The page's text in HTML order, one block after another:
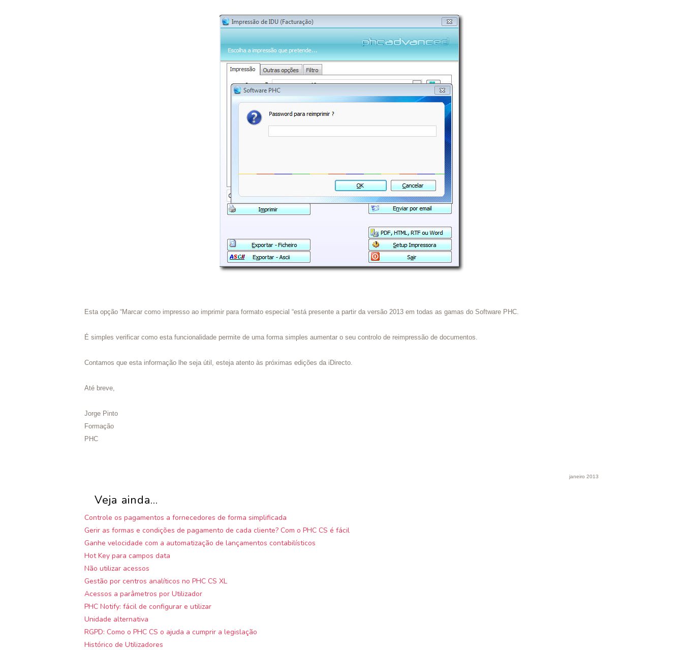
Esta opção “Marcar como impresso ao imprimir para formato especial “está presente a partir da versão 2013 em todas as gamas do Software PHC.
É simples verificar como esta funcionalidade permite de uma forma simples aumentar o seu controlo de reimpressão de documentos.
Contamos que esta informação lhe seja útil, esteja atento às próximas edições da iDirecto.
Até breve,
Jorge Pinto
Formação
PHC
janeiro 2013
Veja ainda...
Controle os pagamentos a fornecedores de forma simplificada
Gerir as formas e condições de pagamento de cada cliente? Com o PHC CS é fácil
Ganhe velocidade com a automatização de lançamentos contabilísticos
Hot Key para campos data
Não utilizar acessos
Gestão por centros analíticos no PHC CS XL
Acessos a parâmetros por Utilizador
PHC Notify: fácil de configurar e utilizar
Unidade alternativa
RGPD: Como o PHC CS o ajuda a cumprir a legislação
Histórico de Utilizadores